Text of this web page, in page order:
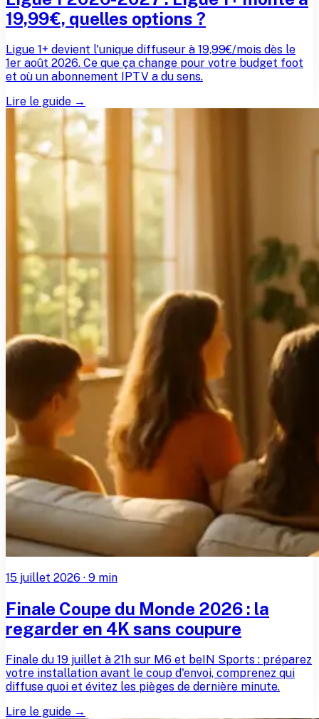
19,99€, quelles options ?
Ligue 1+ devient l'unique diffuseur à 19,99€/mois dès le
1er août 2026. Ce que ça change pour votre budget foot
et où un abonnement IPTV a du sens.
Lire le guide →
15 juillet 2026 · 9 min
Finale Coupe du Monde 2026 : la
regarder en 4K sans coupure
Finale du 19 juillet à 21h sur M6 et beIN Sports : préparez
votre installation avant le coup d'envoi, comprenez qui
diffuse quoi et évitez les pièges de dernière minute.
Lire le guide →